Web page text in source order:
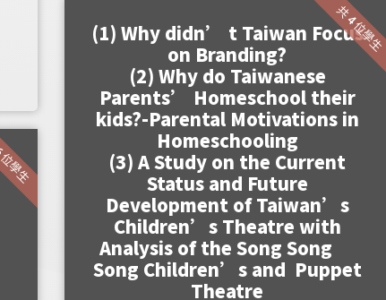
學生
(1) Why didn’ t Taiwan Focus
on Branding?
(2) Why do Taiwanese
Parents’ Homeschool their
kids?-Parental Motivations in
Homeschooling
(3) A Study on the Current
Status and Future
Development of Taiwan’s
Children’s Theatre with
Analysis of the Song Song
Song Children’s and Puppet
Theatre
共 4 位學生